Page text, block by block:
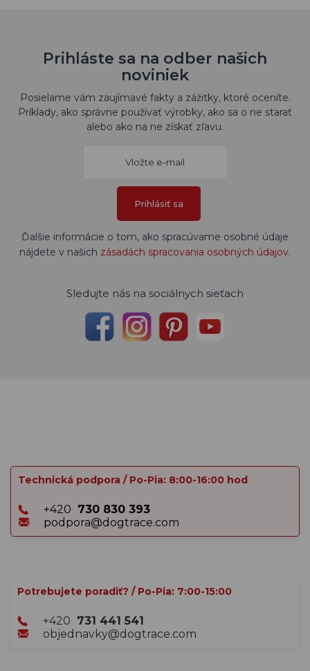
Prihláste sa na odber našich
noviniek
Posielame vám zaujímavé fakty a zážitky, ktoré oceníte.
Príklady, ako správne používať výrobky, ako sa o ne starať
alebo ako na ne získať zľavu.
Prihlásiť sa
Ďalšie informácie o tom, ako spracúvame osobné údaje
nájdete v našich zásadách spracovania osobných údajov.
Sledujte nás na sociálnych sieťach
Technická podpora / Po-Pia: 8:00-16:00 hod
+420 730 830 393
podpora@dogtrace.com
Potrebujete poradiť? / Po-Pia: 7:00-15:00
+420 731 441 541
objednavky@dogtrace.com